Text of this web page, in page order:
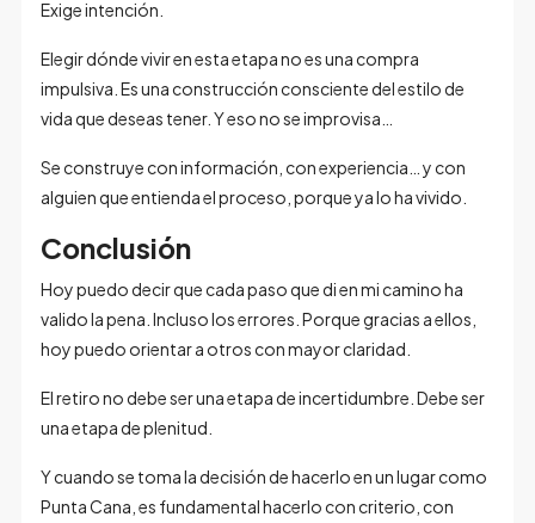
Exige intención.
Elegir dónde vivir en esta etapa no es una compra
impulsiva. Es una construcción consciente del estilo de
vida que deseas tener. Y eso no se improvisa…
Se construye con información, con experiencia… y con
alguien que entienda el proceso, porque ya lo ha vivido.
Conclusión
Hoy puedo decir que cada paso que di en mi camino ha
valido la pena. Incluso los errores. Porque gracias a ellos,
hoy puedo orientar a otros con mayor claridad.
El retiro no debe ser una etapa de incertidumbre. Debe ser
una etapa de plenitud.
Y cuando se toma la decisión de hacerlo en un lugar como
Punta Cana, es fundamental hacerlo con criterio, con